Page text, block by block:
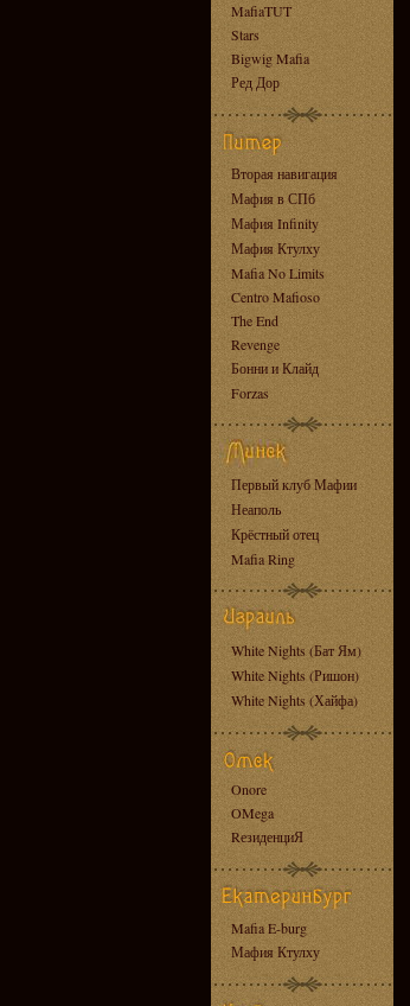
MafiaTUT
Stars
Bigwig Mafia
Ред Дор
Вторая навигация
Мафия в СПб
Мафия Infinity
Мафия Ктулху
Mafia No Limits
Centro Mafioso
The End
Revenge
Бонни и Клайд
Forzas
Первый клуб Мафии
Неаполь
Крёстный отец
Mafia Ring
White Nights (Бат Ям)
White Nights (Ришон)
White Nights (Хайфа)
Onore
OMega
RезиденциЯ
Mafia E-burg
Мафия Ктулху